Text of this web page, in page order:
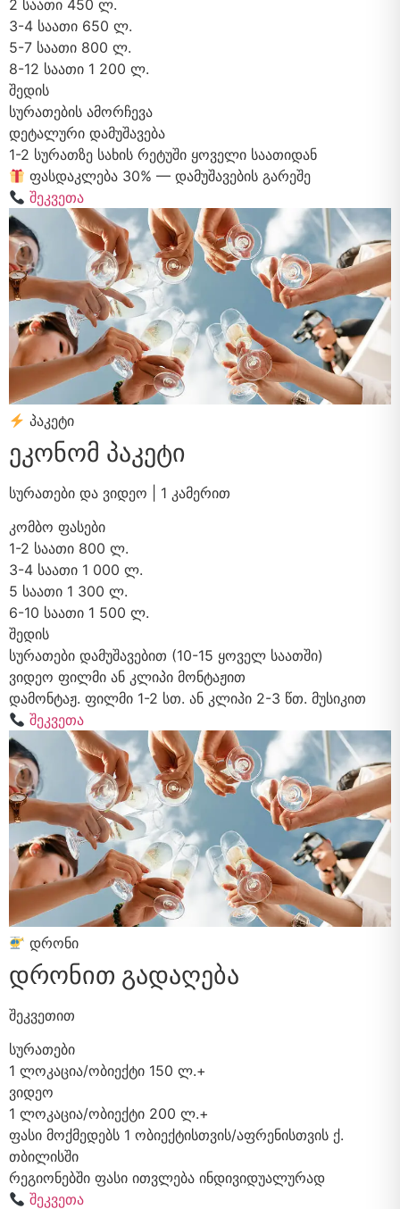
2 საათი 450 ლ.
3-4 საათი 650 ლ.
5-7 საათი 800 ლ.
8-12 საათი 1 200 ლ.
შედის
სურათების ამორჩევა
დეტალური დამუშავება
1-2 სურათზე სახის რეტუში ყოველი საათიდან
ფასდაკლება 30% — დამუშავების გარეშე
შეკვეთა
პაკეტი
ეკონომ პაკეტი
სურათები და ვიდეო | 1 კამერით
კომბო ფასები
1-2 საათი 800 ლ.
3-4 საათი 1 000 ლ.
5 საათი 1 300 ლ.
6-10 საათი 1 500 ლ.
შედის
სურათები დამუშავებით (10-15 ყოველ საათში)
ვიდეო ფილმი ან კლიპი მონტაჟით
დამონტაჟ. ფილმი 1-2 სთ. ან კლიპი 2-3 წთ. მუსიკით
შეკვეთა
დრონი
დრონით გადაღება
შეკვეთით
სურათები
1 ლოკაცია/ობიექტი 150 ლ.+
ვიდეო
1 ლოკაცია/ობიექტი 200 ლ.+
ფასი მოქმედებს 1 ობიექტისთვის/აფრენისთვის ქ.
თბილისში
რეგიონებში ფასი ითვლება ინდივიდუალურად
შეკვეთა